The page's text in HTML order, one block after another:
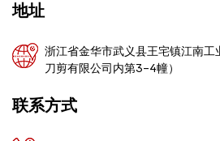
地址
浙江省金华市武义县王宅镇江南工
刀剪有限公司内第3-4幢）
联系方式